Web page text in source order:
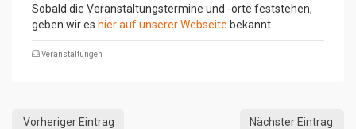
Sobald die Veranstaltungstermine und -orte feststehen,
geben wir es hier auf unserer Webseite bekannt.
Veranstaltungen
Vorheriger Eintrag Nächster Eintrag